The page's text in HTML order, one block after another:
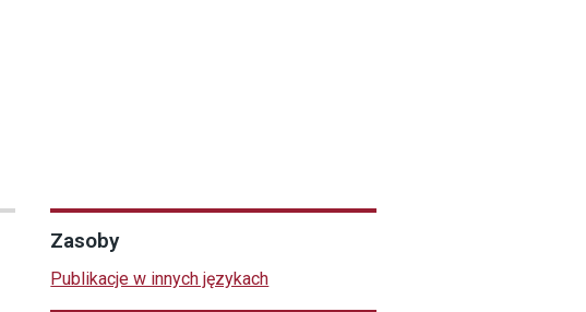
Zasoby
Publikacje w innych językach